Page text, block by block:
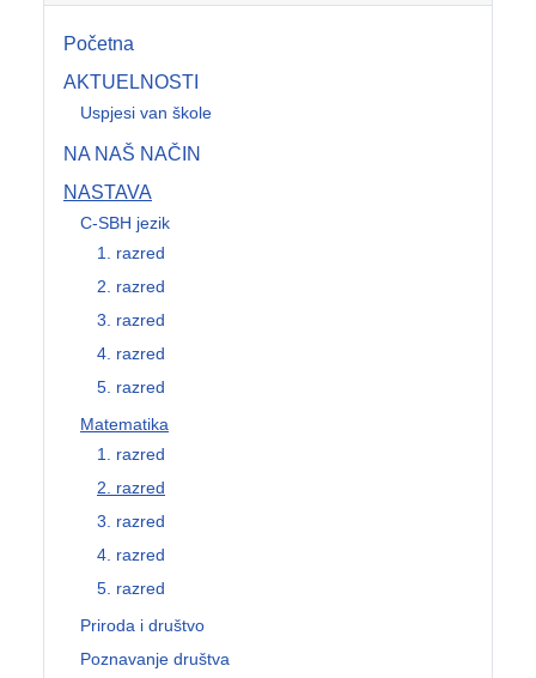
Početna
AKTUELNOSTI
Uspjesi van škole
NA NAŠ NAČIN
NASTAVA
C-SBH jezik
1. razred
2. razred
3. razred
4. razred
5. razred
Matematika
1. razred
2. razred
3. razred
4. razred
5. razred
Priroda i društvo
Poznavanje društva